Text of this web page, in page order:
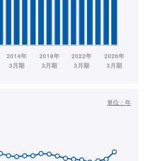
単位： 年